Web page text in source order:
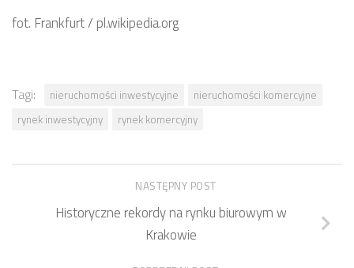
fot. Frankfurt / pl.wikipedia.org
Tagi: nieruchomości inwestycyjne
nieruchomości komercyjne
rynek inwestycyjny
rynek komercyjny
NASTĘPNY POST
Historyczne rekordy na rynku biurowym w
Krakowie